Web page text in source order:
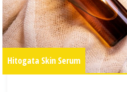
Hitogata Skin Serum